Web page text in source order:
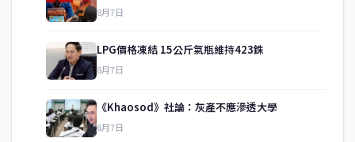
8月7日
LPG價格凍結 15公斤氣瓶維持423銖
8月7日
《Khaosod》社論：灰產不應滲透大學
8月7日